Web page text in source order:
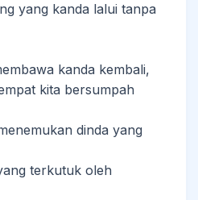
yang kanda lalui tanpa
kanda kembali,
kita bersumpah
dinda yang
terkutuk oleh